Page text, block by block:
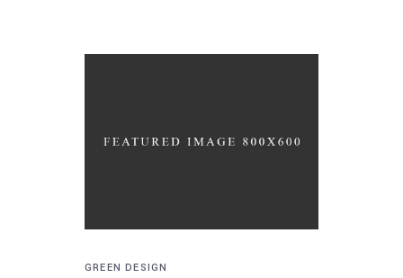
GREEN DESIGN